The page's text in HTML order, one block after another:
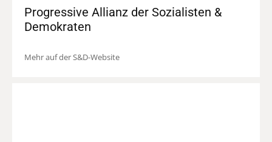
Progressive Allianz der Sozialisten &
Demokraten
Mehr auf der S&D-Website